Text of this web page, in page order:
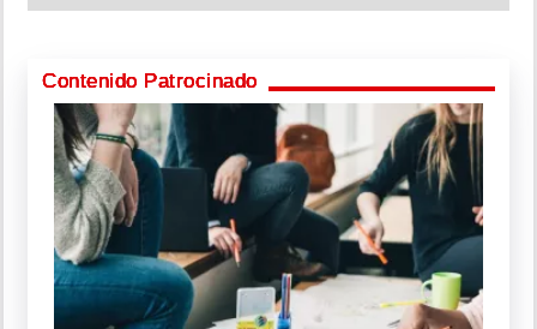
Contenido Patrocinado